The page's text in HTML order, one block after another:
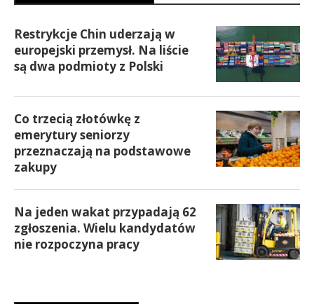
Restrykcje Chin uderzają w
europejski przemysł. Na liście
są dwa podmioty z Polski
Co trzecią złotówkę z
emerytury seniorzy
przeznaczają na podstawowe
zakupy
Na jeden wakat przypadają 62
zgłoszenia. Wielu kandydatów
nie rozpoczyna pracy